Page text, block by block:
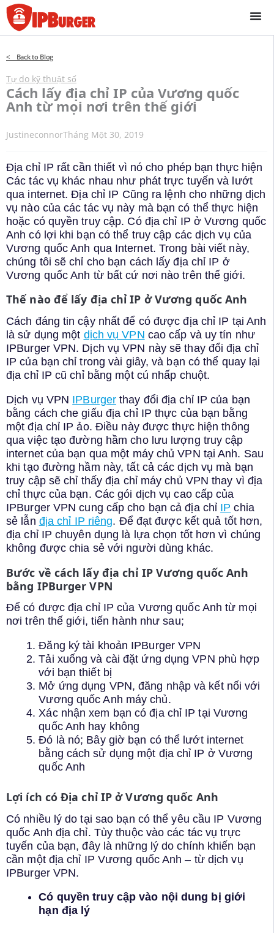
Bỏ
để
qua
nội
dung
< Back to Blog
Tự do kỹ thuật số
Cách lấy địa chỉ IP của Vương quốc
Anh từ mọi nơi trên thế giới
JustineconnorTháng Một 30, 2019
Địa chỉ IP rất cần thiết vì nó cho phép bạn thực hiện
Các tác vụ khác nhau như phát trực tuyến và lướt
qua internet. Địa chỉ IP Cũng ra lệnh cho những dịch
vụ nào của các tác vụ này mà bạn có thể thực hiện
hoặc có quyền truy cập. Có địa chỉ IP ở Vương quốc
Anh có lợi khi bạn có thể truy cập các dịch vụ của
Vương quốc Anh qua Internet. Trong bài viết này,
chúng tôi sẽ chỉ cho bạn cách lấy địa chỉ IP ở
Vương quốc Anh từ bất cứ nơi nào trên thế giới.
Thế nào để lấy địa chỉ IP ở Vương quốc Anh
Cách đáng tin cậy nhất để có được địa chỉ IP tại Anh
là sử dụng một dịch vụ VPN cao cấp và uy tín như
IPBurger VPN. Dịch vụ VPN này sẽ thay đổi địa chỉ
IP của bạn chỉ trong vài giây, và bạn có thể quay lại
địa chỉ IP cũ chỉ bằng một cú nhấp chuột.
Dịch vụ VPN IPBurger thay đổi địa chỉ IP của bạn
bằng cách che giấu địa chỉ IP thực của bạn bằng
một địa chỉ IP ảo. Điều này được thực hiện thông
qua việc tạo đường hầm cho lưu lượng truy cập
internet của bạn qua một máy chủ VPN tại Anh. Sau
khi tạo đường hầm này, tất cả các dịch vụ mà bạn
truy cập sẽ chỉ thấy địa chỉ máy chủ VPN thay vì địa
chỉ thực của bạn. Các gói dịch vụ cao cấp của
IPBurger VPN cung cấp cho bạn cả địa chỉ IP chia
sẻ lẫn địa chỉ IP riêng. Để đạt được kết quả tốt hơn,
địa chỉ IP chuyên dụng là lựa chọn tốt hơn vì chúng
không được chia sẻ với người dùng khác.
Bước về cách lấy địa chỉ IP Vương quốc Anh
bằng IPBurger VPN
Để có được địa chỉ IP của Vương quốc Anh từ mọi
nơi trên thế giới, tiến hành như sau;
Đăng ký tài khoản IPBurger VPN
Tải xuống và cài đặt ứng dụng VPN phù hợp
với bạn thiết bị
Mở ứng dụng VPN, đăng nhập và kết nối với
Vương quốc Anh máy chủ.
Xác nhận xem bạn có địa chỉ IP tại Vương
quốc Anh hay không
Đó là nó; Bây giờ bạn có thể lướt internet
bằng cách sử dụng một địa chỉ IP ở Vương
quốc Anh
Lợi ích có Địa chỉ IP ở Vương quốc Anh
Có nhiều lý do tại sao bạn có thể yêu cầu IP Vương
quốc Anh địa chỉ. Tùy thuộc vào các tác vụ trực
tuyến của bạn, đây là những lý do chính khiến bạn
cần một địa chỉ IP Vương quốc Anh – từ dịch vụ
IPBurger VPN.
Có quyền truy cập vào nội dung bị giới
hạn địa lý